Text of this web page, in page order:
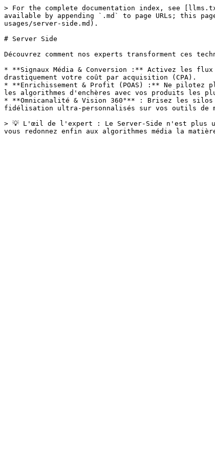
> For the complete documentation index, see
available by appending `.md` to page URLs; this
usages/server-side.md).
# Server Side
Découvrez comment nos experts transforment ces
* **Signaux Média & Conversion :** Activez les flux
drastiquement votre coût par acquisition (CPA).
* **Enrichissement & Profit (POAS) :** Ne pilotez
les algorithmes d'enchères avec vos produits les
* **Omnicanalité & Vision 360°** : Brisez les silos
fidélisation ultra-personnalisés sur vos outils de
> 💡 L'œil de l'expert : Le Server-Side n'est plus